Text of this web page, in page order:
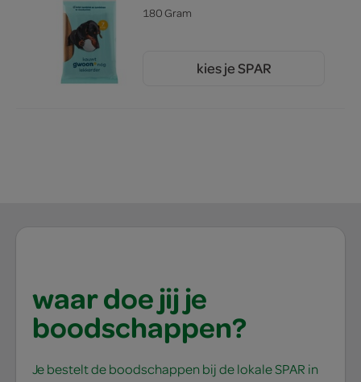
180 Gram
kies je SPAR
waar doe jij je
boodschappen?
Je bestelt de boodschappen bij de lokale SPAR in